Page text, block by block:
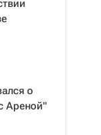
о
Ареной"